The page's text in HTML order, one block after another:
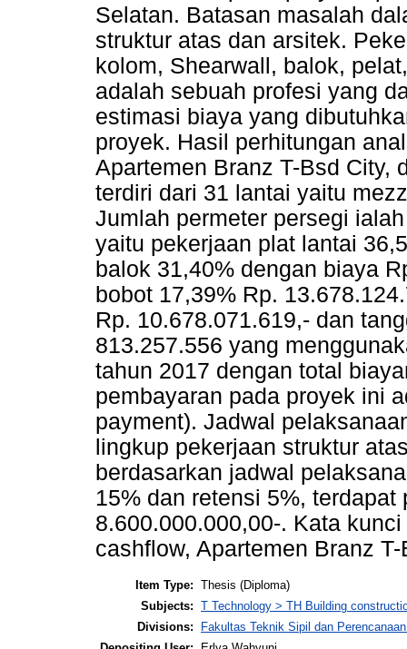
Selatan. Batasan masalah
struktur atas dan arsitek.
kolom, Shearwall, balok,
adalah sebuah profesi yang
estimasi biaya yang
proyek. Hasil perhitungan
Apartemen Branz T-Bsd City,
terdiri dari 31 lantai yaitu
Jumlah permeter persegi
yaitu pekerjaan plat lantai
balok 31,40% dengan biaya
bobot 17,39% Rp.
Rp. 10.678.071.619,- dan
813.257.556 yang
tahun 2017 dengan total
pembayaran pada proyek ini
payment). Jadwal
lingkup pekerjaan struktur
berdasarkan jadwal
15% dan retensi 5%,
8.600.000.000,00-. Kata
cashflow, Apartemen Branz
Item Type: Thesis (Diploma)
Subjects: T Technology > TH Building
Divisions:
Fakultas Teknik Sipil dan